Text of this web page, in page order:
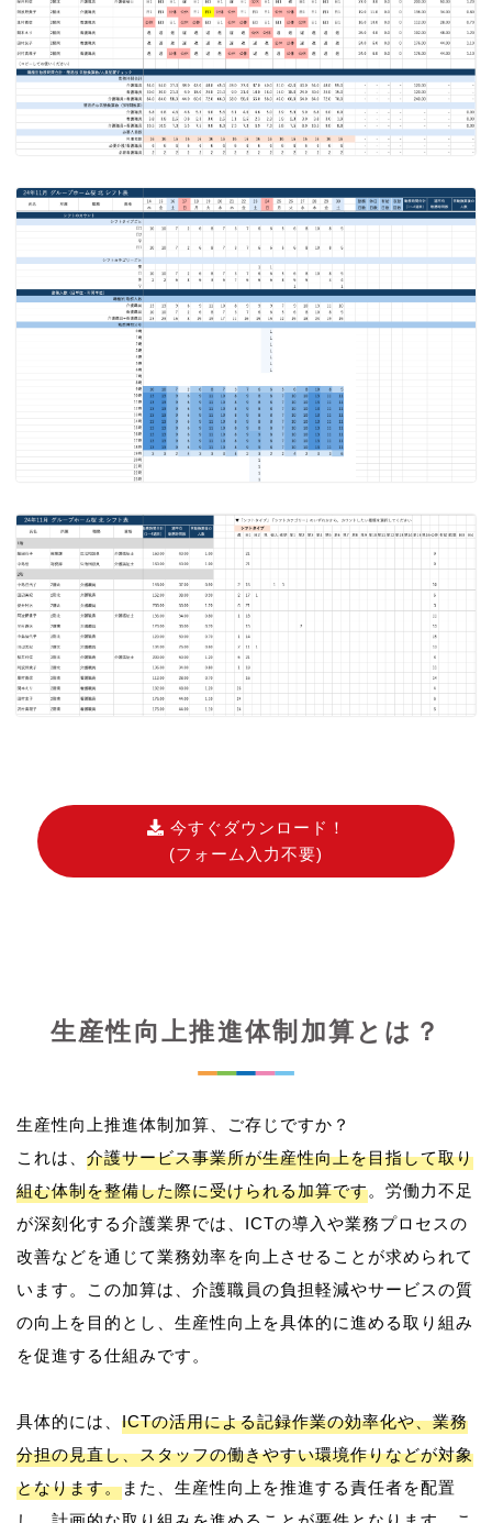
今すぐダウンロード！
(フォーム入力不要)
生産性向上推進体制加算とは？
生産性向上推進体制加算、ご存じですか？
これは、 介護サービス事業所が生産性向上を目指して取り
組む体制を整備した際に受けられる加算です。労働力不足
が深刻化する介護業界では、ICTの導入や業務プロセスの
改善などを通じて業務効率を向上させることが求められて
います。この加算は、介護職員の負担軽減やサービスの質
の向上を目的とし、生産性向上を具体的に進める取り組み
を促進する仕組みです。
具体的には、 ICTの活用による記録作業の効率化や、業務
分担の見直し、スタッフの働きやすい環境作りなどが対象
となります。また、生産性向上を推進する責任者を配置